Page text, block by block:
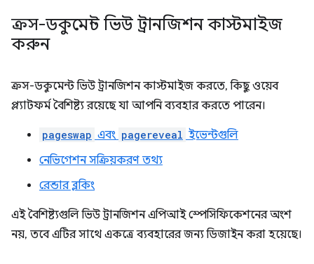
ক্রস-ডকুমেন্ট ভিউ ট্রানজিশন কাস্টমাইজ
করুন
ক্রস-ডকুমেন্ট ভিউ ট্রানজিশন কাস্টমাইজ করতে, কিছু ওয়েব
প্ল্যাটফর্ম বৈশিষ্ট্য রয়েছে যা আপনি ব্যবহার করতে পারেন।
pageswap এবং pagereveal ইভেন্টগুলি
নেভিগেশন সক্রিয়করণ তথ্য
রেন্ডার ব্লকিং
এই বৈশিষ্ট্যগুলি ভিউ ট্রানজিশন এপিআই স্পেসিফিকেশনের অংশ
নয়, তবে এটির সাথে একত্রে ব্যবহারের জন্য ডিজাইন করা হয়েছে।